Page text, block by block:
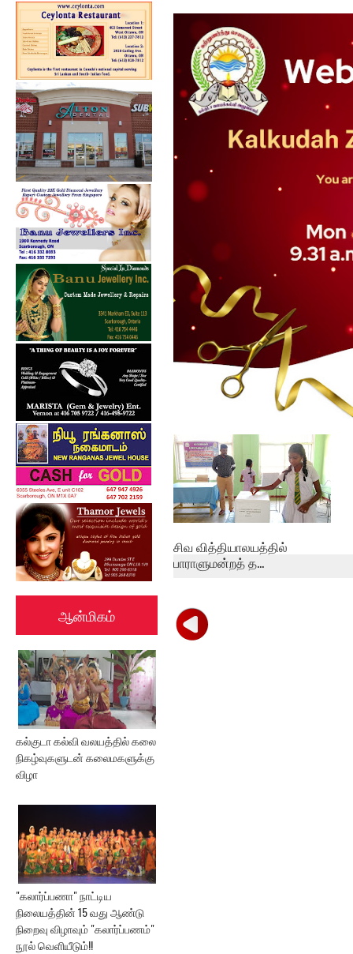
ஆன்மிகம்
கல்குடா கல்வி வலயத்தில் கலை
நிகழ்வுகளுடன் கலைமகளுக்கு
விழா
"கலார்ப்பணா" நாட்டிய
நிலையத்தின் 15 வது ஆண்டு
நிறைவு விழாவும் "கலார்ப்பணம்"
நூல் வெளியீடும்!!
கல்குடா கல்வி வலயத்தின்
ஏற்பாட்டில...
கல்குடா கல்வி வலயத்தின்
இணையத்தளம் ...
சிவ வித்தியாலயத்தில்
பாராளுமன்றத் த...